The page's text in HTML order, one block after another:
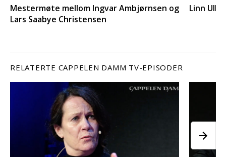
Mestermøte mellom Ingvar Ambjørnsen og
Lars Saabye Christensen
Linn
RELATERTE CAPPELEN DAMM TV-EPISODER